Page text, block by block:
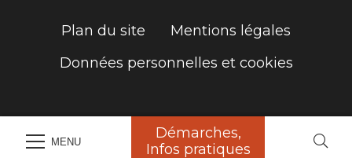
MENU
Démarches,
Infos pratiques
Plan du site
Mentions légales
Données personnelles et cookies